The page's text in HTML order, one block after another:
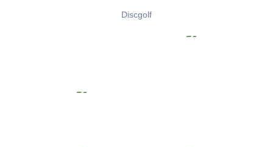
Discgolf